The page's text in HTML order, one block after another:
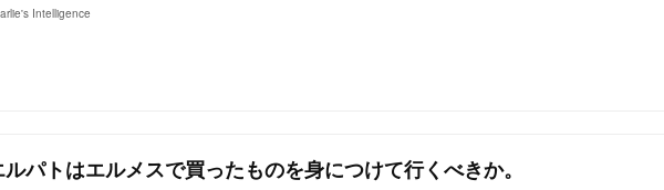
Intelligence
ルパトはエルメスで買ったものを身につけて行くべきか。